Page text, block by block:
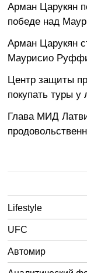
Арман Царукян
победе над
Арман Царукян
Маурисио
Центр защиты
покупать туры у
Глава МИД
Lifestyle
UFC
Автомир